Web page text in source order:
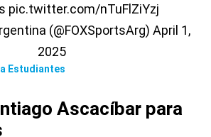
pic.twitter.com/nTuFlZiYzj
(@FOXSportsArg) April 1,
2025
Estudiantes
Ascacíbar para